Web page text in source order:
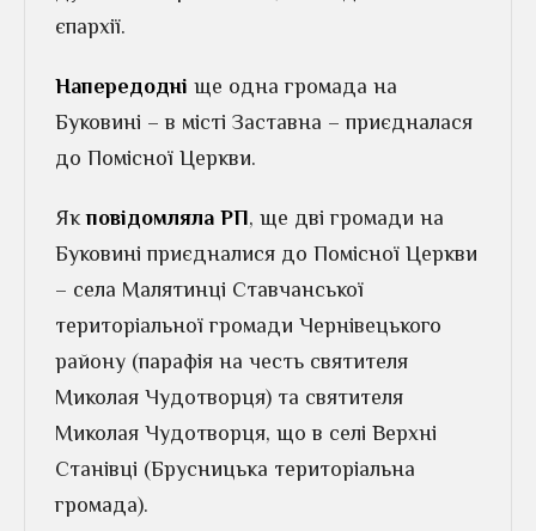
єпархії.
Напередодні ще одна громада на
Буковині – в місті Заставна – приєдналася
до Помісної Церкви.
Якповідомляла РП, ще дві громади на
Буковині приєдналися до Помісної Церкви
– села Малятинці Ставчанської
територіальної громади Чернівецького
району (парафія на честь святителя
Миколая Чудотворця) та святителя
Миколая Чудотворця, що в селі Верхні
Станівці (Брусницька територіальна
громада).